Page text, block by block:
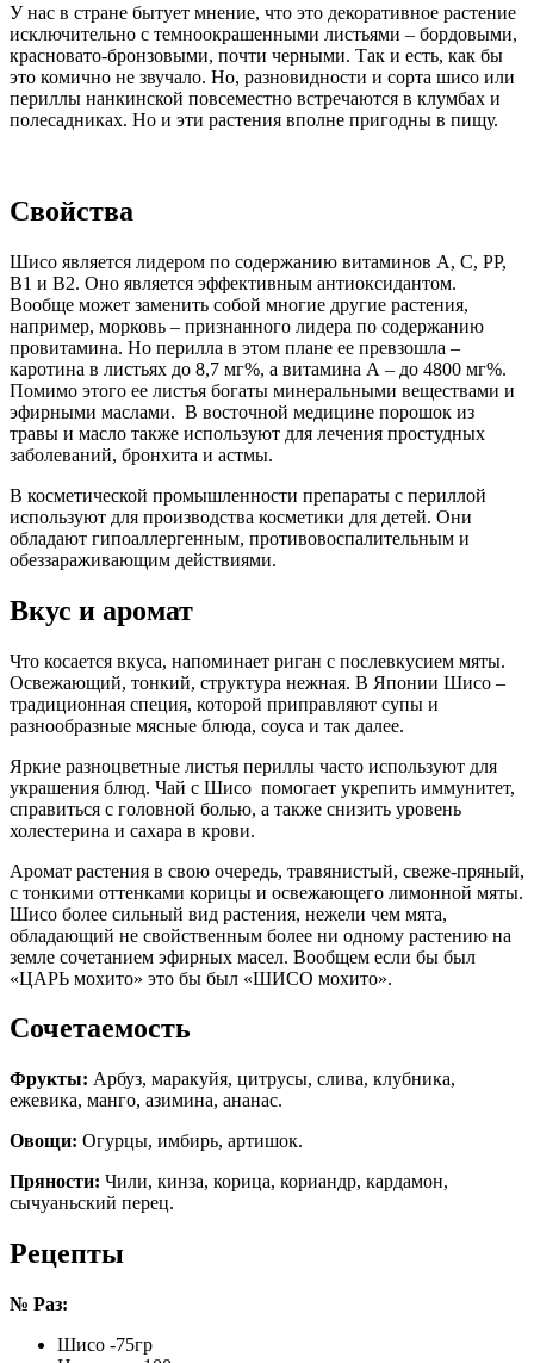
У нас в стране бытует мнение, что это декоративное растение
исключительно с темноокрашенными листьями – бордовыми,
красновато-бронзовыми, почти черными. Так и есть, как бы
это комично не звучало. Но, разновидности и сорта шисо или
периллы нанкинской повсеместно встречаются в клумбах и
полесадниках. Но и эти растения вполне пригодны в пищу.
Свойства
Шисо является лидером по содержанию витаминов A, C, PP,
B1 и B2. Оно является эффективным антиоксидантом.
Вообще может заменить собой многие другие растения,
например, морковь – признанного лидера по содержанию
провитамина. Но перилла в этом плане ее превзошла –
каротина в листьях до 8,7 мг%, а витамина А – до 4800 мг%.
Помимо этого ее листья богаты минеральными веществами и
эфирными маслами. В восточной медицине порошок из
травы и масло также используют для лечения простудных
заболеваний, бронхита и астмы.
В косметической промышленности препараты с периллой
используют для производства косметики для детей. Они
обладают гипоаллергенным, противовоспалительным и
обеззараживающим действиями.
Вкус и аромат
Что косается вкуса, напоминает риган с послевкусием мяты.
Освежающий, тонкий, структура нежная. В Японии Шисо –
традиционная специя, которой приправляют супы и
разнообразные мясные блюда, соуса и так далее.
Яркие разноцветные листья периллы часто используют для
украшения блюд. Чай с Шисо помогает укрепить иммунитет,
справиться с головной болью, а также снизить уровень
холестерина и сахара в крови.
Аромат растения в свою очередь, травянистый, свеже-пряный,
с тонкими оттенками корицы и освежающего лимонной мяты.
Шисо более сильный вид растения, нежели чем мята,
обладающий не свойственным более ни одному растению на
земле сочетанием эфирных масел. Вообщем если бы был
«ЦАРЬ мохито» это бы был «ШИСО мохито».
Сочетаемость
Фрукты: Арбуз, маракуйя, цитрусы, слива, клубника,
ежевика, манго, азимина, ананас.
Овощи: Огурцы, имбирь, артишок.
Пряности: Чили, кинза, корица, кориандр, кардамон,
сычуаньский перец.
Рецепты
№ Раз:
Шисо -75гр